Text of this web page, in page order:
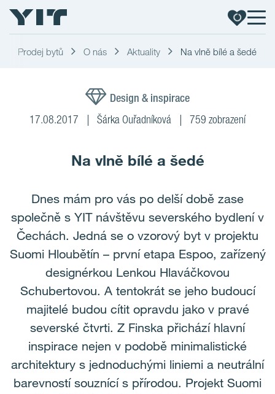
Prodej bytů O nás Aktuality Na vlně bílé a šedé
Design & inspirace
17.08.2017 Šárka Ouřadníková 759 zobrazení
Na vlně bílé a šedé
Dnes mám pro vás po delší době zase
společně s YIT návštěvu severského bydlení v
Čechách. Jedná se o vzorový byt v projektu
Suomi Hloubětín – první etapa Espoo, zařízený
designérkou Lenkou Hlaváčkovou
Schubertovou. A tentokrát se jeho budoucí
majitelé budou cítit opravdu jako v pravé
severské čtvrti. Z Finska přichází hlavní
inspirace nejen v podobě minimalistické
architektury s jednoduchými liniemi a neutrální
barevností souznící s přírodou. Projekt Suomi